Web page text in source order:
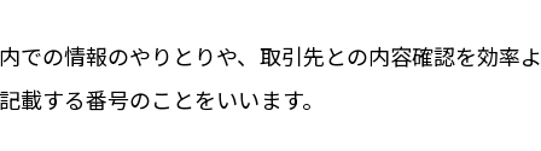
での情報のやりとりや、取引先との内容確認を効率
載する番号のことをいいます。